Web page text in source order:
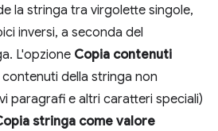
la stringa tra virgolette singole,
inversi, a seconda del
L'opzione Copia contenuti
della stringa non
paragrafi e altri caratteri speciali)
stringa come valore